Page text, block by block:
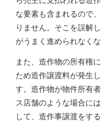
な要素も含まれるので
りません。そこを誤解
がうまく進められなく
また、造作物の所有権
ため造作譲渡料が発生
す。造作物が物件所有
ス店舗のような場合に
して、造作事譲渡をす